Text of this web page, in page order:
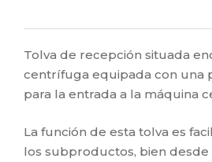
Tolva de recepción situada
centrífuga equipada con una
para la entrada a la máquina
La función de esta tolva es
los subproductos, bien